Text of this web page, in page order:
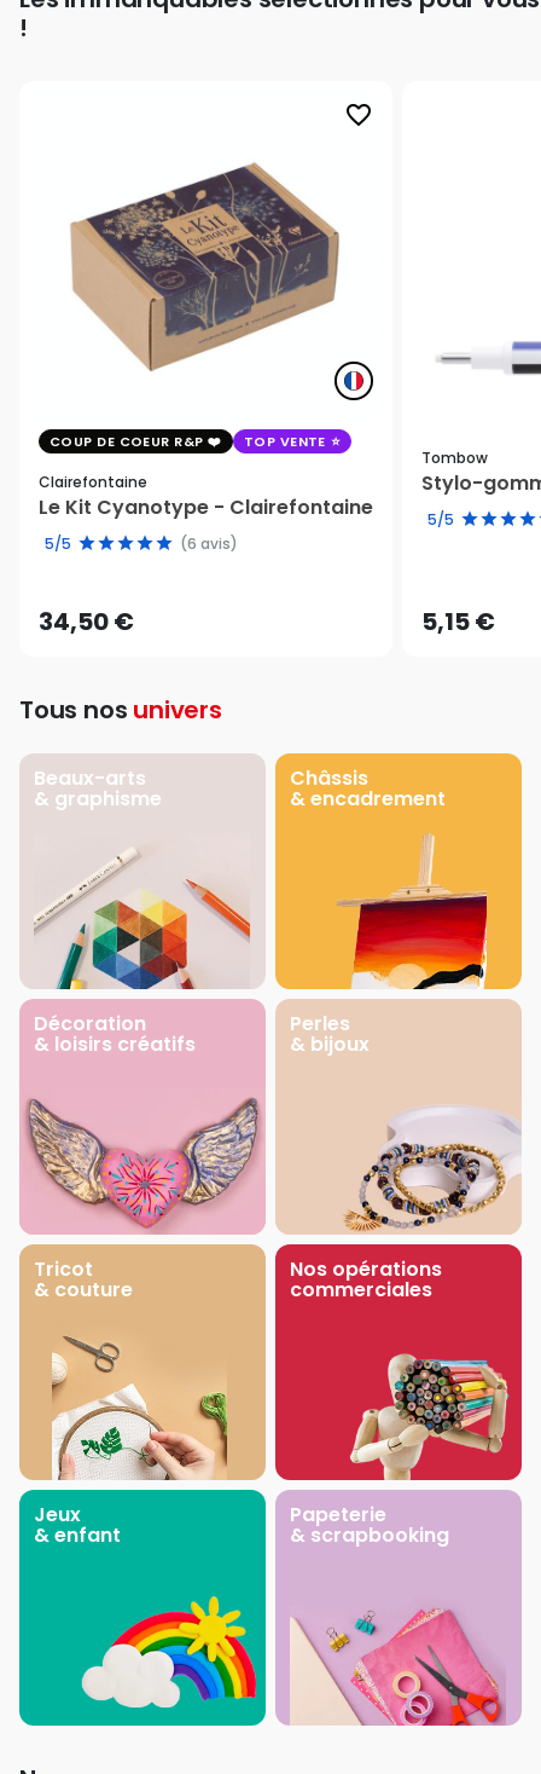
!
favorite_border
COUP DE COEUR R&P TOP VENTE
Clairefontaine
Le Kit Cyanotype - Clairefontaine
5/5 (6 avis)
34,50 €
Tombow
Stylo-
5/5
5,15 €
Tous nos univers
Beaux-arts
& graphisme
Châssis
& encadrement
Décoration
& loisirs créatifs
Perles
& bijoux
Tricot
& couture
Nos opérations
commerciales
Jeux
& enfant
Papeterie
& scrapbooking